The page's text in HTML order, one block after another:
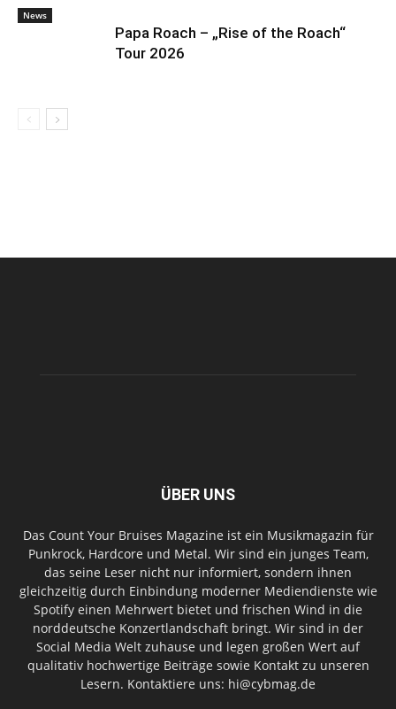
News
Papa Roach – „Rise of the Roach“
Tour 2026
ÜBER UNS
Das Count Your Bruises Magazine ist ein Musikmagazin für
Punkrock, Hardcore und Metal. Wir sind ein junges Team,
das seine Leser nicht nur informiert, sondern ihnen
gleichzeitig durch Einbindung moderner Mediendienste wie
Spotify einen Mehrwert bietet und frischen Wind in die
norddeutsche Konzertlandschaft bringt. Wir sind in der
Social Media Welt zuhause und legen großen Wert auf
qualitativ hochwertige Beiträge sowie Kontakt zu unseren
Lesern. Kontaktiere uns: hi@cybmag.de